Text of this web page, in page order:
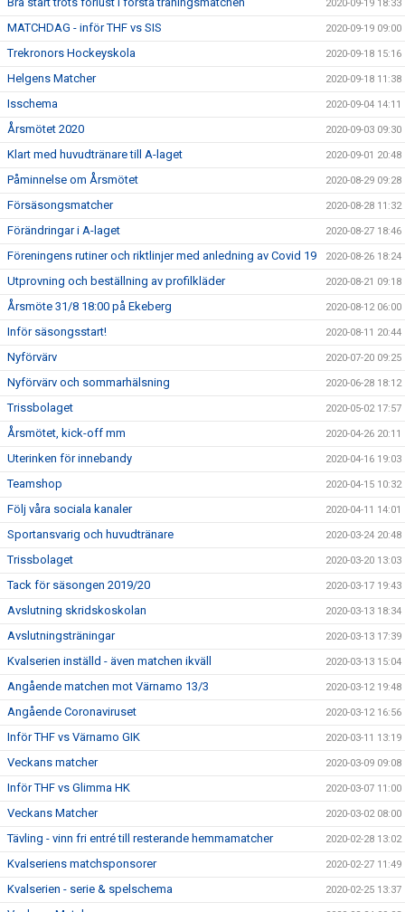
2020-09-19 18:33
MATCHDAG - inför THF vs SIS 2020-09-19 09:00
Trekronors Hockeyskola 2020-09-18 15:16
Helgens Matcher 2020-09-18 11:38
Isschema 2020-09-04 14:11
Årsmötet 2020 2020-09-03 09:30
Klart med huvudtränare till A-laget 2020-09-01 20:48
Påminnelse om Årsmötet 2020-08-29 09:28
Försäsongsmatcher 2020-08-28 11:32
Förändringar i A-laget 2020-08-27 18:46
Föreningens rutiner och riktlinjer med anledning av Covid 19 2020-08-26 18:24
Utprovning och beställning av profilkläder 2020-08-21 09:18
Årsmöte 31/8 18:00 på Ekeberg 2020-08-12 06:00
Inför säsongsstart! 2020-08-11 20:44
Nyförvärv 2020-07-20 09:25
Nyförvärv och sommarhälsning 2020-06-28 18:12
Trissbolaget 2020-05-02 17:57
Årsmötet, kick-off mm 2020-04-26 20:11
Uterinken för innebandy 2020-04-16 19:03
Teamshop 2020-04-15 10:32
Följ våra sociala kanaler 2020-04-11 14:01
Sportansvarig och huvudtränare 2020-03-24 20:48
Trissbolaget 2020-03-20 13:03
Tack för säsongen 2019/20 2020-03-17 19:43
Avslutning skridskoskolan 2020-03-13 18:34
Avslutningsträningar 2020-03-13 17:39
Kvalserien inställd - även matchen ikväll 2020-03-13 15:04
Angående matchen mot Värnamo 13/3 2020-03-12 19:48
Angående Coronaviruset 2020-03-12 16:56
Inför THF vs Värnamo GIK 2020-03-11 13:19
Veckans matcher 2020-03-09 09:08
Inför THF vs Glimma HK 2020-03-07 11:00
Veckans Matcher 2020-03-02 08:00
Tävling - vinn fri entré till resterande hemmamatcher 2020-02-28 13:02
Kvalseriens matchsponsorer 2020-02-27 11:49
Kvalserien - serie & spelschema 2020-02-25 13:37